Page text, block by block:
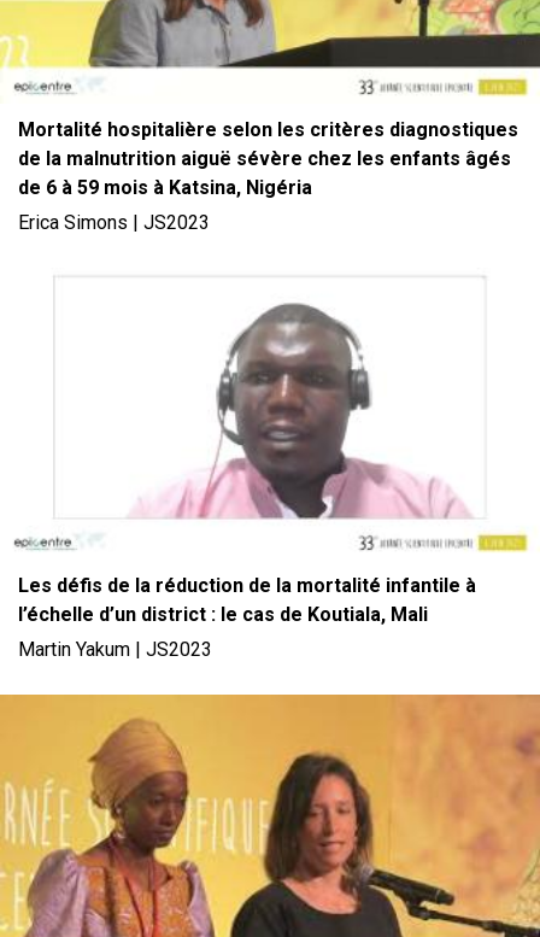
Mortalité hospitalière selon les critères diagnostiques
de la malnutrition aiguë sévère chez les enfants âgés
de 6 à 59 mois à Katsina, Nigéria
Erica Simons | JS2023
Les défis de la réduction de la mortalité infantile à
l’échelle d’un district : le cas de Koutiala, Mali
Martin Yakum | JS2023